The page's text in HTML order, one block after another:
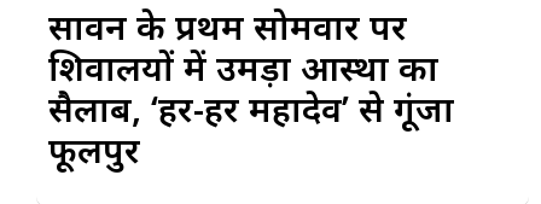
सावन के प्रथम सोमवार पर
शिवालयों में उमड़ा आस्था का
सैलाब, ‘हर-हर महादेव’ से गूंजा
फूलपुर